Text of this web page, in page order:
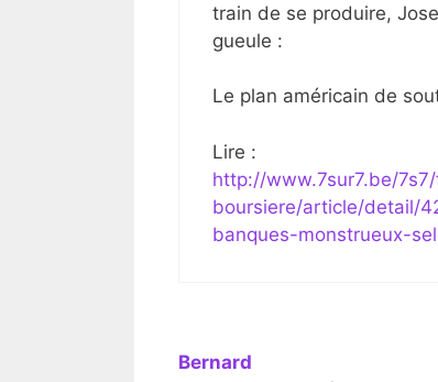
train de se produire,
gueule :
Le plan américain de
Lire :
http://www.7sur7.be/
boursiere/article/detail/
banques-monstrueux-
Bernard